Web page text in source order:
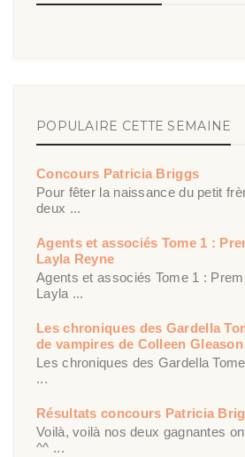
POPULAIRE CETTE SEMAINE
Concours Patricia Briggs
Pour fêter la naissance du petit
deux ...
Agents et associés Tome 1 :
Layla Reyne
Agents et associés Tome 1 :
Layla ...
Les chroniques des Gardella
de vampires de Colleen Gleason
Les chroniques des Gardella
...
Résultats concours Patricia
Voilà, voilà nos deux gagnantes
^^ ...